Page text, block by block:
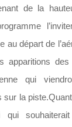
de la
au départ de
apparitions
qui
sur la
qui